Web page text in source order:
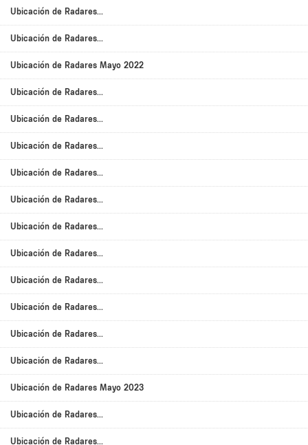
Ubicación de Radares...
Ubicación de Radares...
Ubicación de Radares Mayo 2022
Ubicación de Radares...
Ubicación de Radares...
Ubicación de Radares...
Ubicación de Radares...
Ubicación de Radares...
Ubicación de Radares...
Ubicación de Radares...
Ubicación de Radares...
Ubicación de Radares...
Ubicación de Radares...
Ubicación de Radares...
Ubicación de Radares Mayo 2023
Ubicación de Radares...
Ubicación de Radares...